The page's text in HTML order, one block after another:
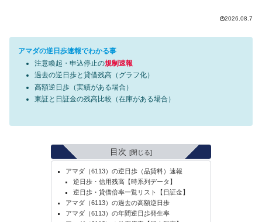
2026.08.7
アマダの逆日歩速報でわかる事
注意喚起・申込停止の規制速報
過去の逆日歩と貸借残高（グラフ化）
高額逆日歩（実績がある場合）
東証と日証金の残高比較（在庫がある場合）
目次
アマダ（6113）の逆日歩（品貸料）速報
逆日歩・信用残高【時系列データ】
逆日歩・貸借倍率一覧リスト【日証金】
アマダ（6113）の過去の高額逆日歩
アマダ（6113）の年間逆日歩発生率